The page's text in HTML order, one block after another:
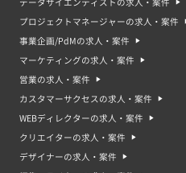
PM のいずれかの経験が 3〜5 年以上
全未経験での参入は難しい傾向があり
とで AIコンサルタントにキャリアチェ
礎知識は生成AI の普及により短期間で
データサイエンティストの求人・案件
プロジェクトマネージャーの求人・案件
事業企画/PdMの求人・案件
マーケティングの求人・案件
営業の求人・案件
カスタマーサクセスの求人・案件
WEBディレクターの求人・案件
クリエイターの求人・案件
デザイナーの求人・案件